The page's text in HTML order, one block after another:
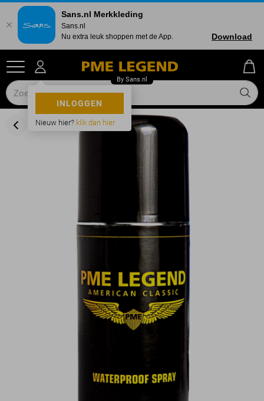
INLOGGEN
Nieuw hier? klik dan hier
Sans.nl Merkkleding
Sans.nl
Nu extra leuk shoppen met de App.
Download